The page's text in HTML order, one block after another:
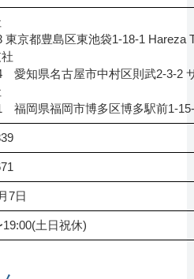
東京都豊島区東池袋1-18-1 Hareza
愛知県名古屋市中村区則武2-3-2
福岡県福岡市博多区博多駅前1-
7日
土日祝休)